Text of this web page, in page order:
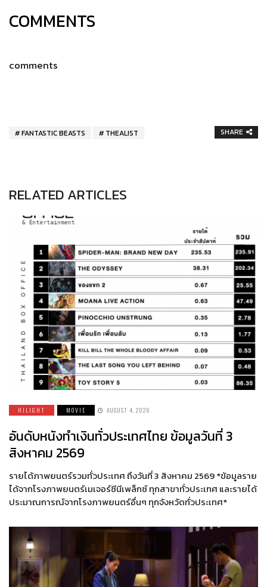
COMMENTS
comments
FANTASTIC BEASTS THEALIST SHARE
RELATED ARTICLES
HILIGHT MOVIE AUGUST 4, 2026
อันดับหนังทำเงินทั่วประเทศไทย ข้อมูลวันที่ 3
สิงหาคม 2569
รายได้ภาพยนตร์รวมทั่วประเทศ ถึงวันที่ 3 สิงหาคม 2569 *ข้อมูลราย
ได้จากโรงภาพยนตร์เมเจอร์ซีนีเพล็กซ์ ทุกสาขาทั่วประเทศ และรายได้
ประมาณการณ์จากโรงภาพยนตร์อื่นๆ ทุกจังหวัดทั่วประเทศ*